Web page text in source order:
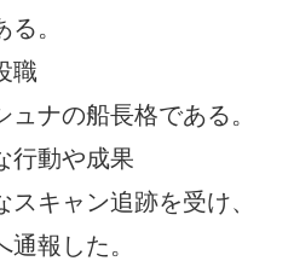
。
職
ナの船長格である。
行動や成果
キャン追跡を受け、
報した。